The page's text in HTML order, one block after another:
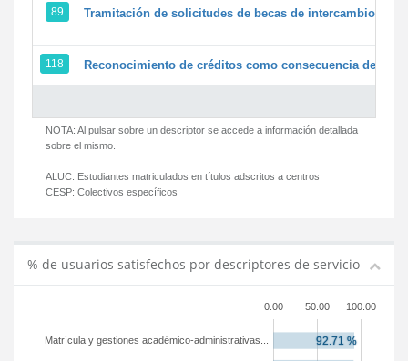
89 Tramitación de solicitudes de becas de intercambio
118 Reconocimiento de créditos como consecuencia de un
NOTA: Al pulsar sobre un descriptor se accede a información detallada
sobre el mismo.
ALUC: Estudiantes matriculados en títulos adscritos a centros
CESP: Colectivos específicos
% de usuarios satisfechos por descriptores de servicio
0.00 50.00 100.00
Matrícula y gestiones académico-administrativas...